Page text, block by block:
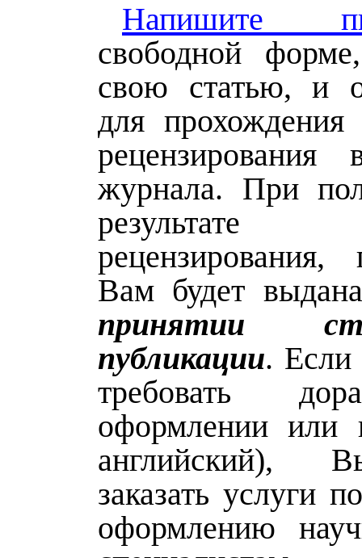
Напишите
свободной
свою статью, и
для прохождения
журнала. При
результате
рецензирования,
Вам будет
принятии
публикации. Если
требовать
оформлении или
английский),
заказать услуги
оформлению